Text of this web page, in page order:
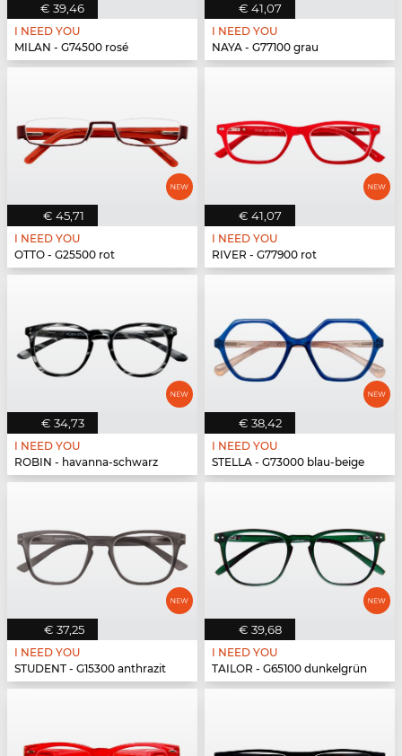
€ 39,46
I NEED YOU
MILAN - G74500 rosé
€ 41,07
I NEED YOU
NAYA - G77100 grau
€ 45,71
I NEED YOU
OTTO - G25500 rot
€ 41,07
I NEED YOU
RIVER - G77900 rot
€ 34,73
I NEED YOU
ROBIN - havanna-schwarz
€ 38,42
I NEED YOU
STELLA - G73000 blau-beige
€ 37,25
I NEED YOU
STUDENT - G15300 anthrazit
€ 39,68
I NEED YOU
TAILOR - G65100 dunkelgrün